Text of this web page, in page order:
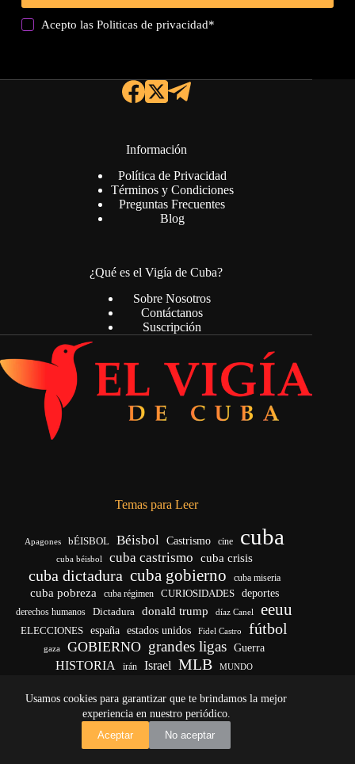
Usamos cookies para garantizar que te brindamos la mejor
experiencia en nuestro periódico.
Aceptar
No aceptar
Acepto lasPoliticas de privacidad*
Información
Política de Privacidad
Términos y Condiciones
Preguntas Frecuentes
Blog
¿Qué es el Vigía de Cuba?
Sobre Nosotros
Contáctanos
Suscripción
Temas para Leer
Apagones bÉISBOL Béisbol Castrismo cine cuba
cuba béisbol cuba castrismo cuba crisis
cuba dictadura cuba gobierno cuba miseria
cuba pobreza cuba régimen CURIOSIDADES deportes
derechos humanos Dictadura donald trump díaz Canel eeuu
ELECCIONES españa estados unidos Fidel Castro fútbol
gaza GOBIERNO grandes ligas Guerra
HISTORIA irán Israel MLB MUNDO
Rusia
régimen cubano Trump Ucrania venezuela vida yankees
Copyright © 2026 - El Vigía de Cuba
Desarrollo, mantenimiento web y SEO por